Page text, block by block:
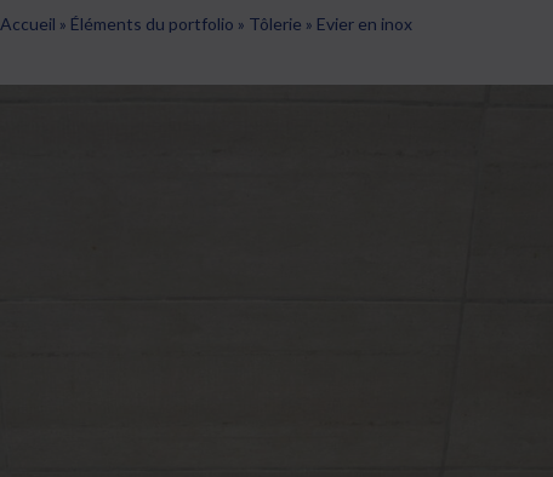
Accueil » Éléments du portfolio » Tôlerie » Evier en inox